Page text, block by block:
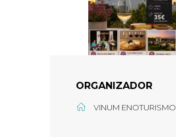
ORGANIZADOR
VINUM ENOTURISMO